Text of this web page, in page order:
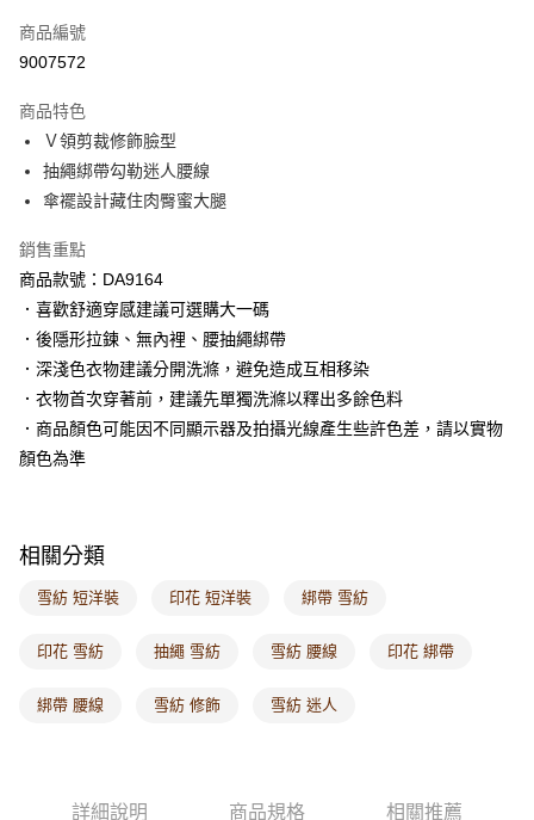
萊爾富取貨付款
付款後萊爾富取貨
每筆NT$60，滿NT$1,000(含以上)免運費
7-11取貨付款
每筆NT$60，滿NT$1,000(含以上)免運費
付款後7-11取貨
每筆NT$60，滿NT$1,000(含以上)免運費
宅配
每筆NT$120，滿NT$1,000(含以上)免運費
付款後門市自取
每筆NT$60，滿NT$1,000(含以上)免運費
海外配送-其他亞洲地區
海外配送-歐美地區
商品編號
9007572
商品特色
Ｖ領剪裁修飾臉型
抽繩綁帶勾勒迷人腰線
傘襬設計藏住肉臀蜜大腿
銷售重點
商品款號：DA9164
．喜歡舒適穿感建議可選購大一碼
．後隱形拉鍊、無內裡、腰抽繩綁帶
．深淺色衣物建議分開洗滌，避免造成互相移染
．衣物首次穿著前，建議先單獨洗滌以釋出多餘色料
．商品顏色可能因不同顯示器及拍攝光線產生些許色差，請以實物
顏色為準
相關分類
雪紡 短洋裝 印花 短洋裝 綁帶 雪紡
印花 雪紡 抽繩 雪紡 雪紡 腰線 印花 綁帶
綁帶 腰線 雪紡 修飾 雪紡 迷人
詳細說明 商品規格 相關推薦